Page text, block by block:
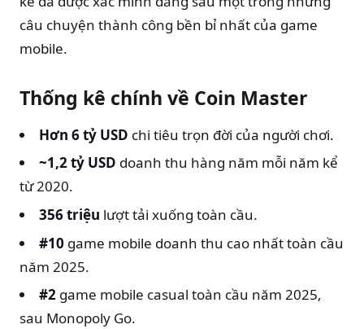
câu chuyện thành công bền bỉ nhất của game
mobile.
Thống kê chính về Coin Master
Hơn 6 tỷ USD chi tiêu trọn đời của người chơi.
~1,2 tỷ USD doanh thu hàng năm mỗi năm kể
từ 2020.
356 triệu lượt tải xuống toàn cầu.
#10 game mobile doanh thu cao nhất toàn cầu
năm 2025.
#2 game mobile casual toàn cầu năm 2025,
sau Monopoly Go.